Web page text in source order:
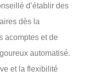
d’établir des
dès la
acomptes et de
automatisé.
et la flexibilité